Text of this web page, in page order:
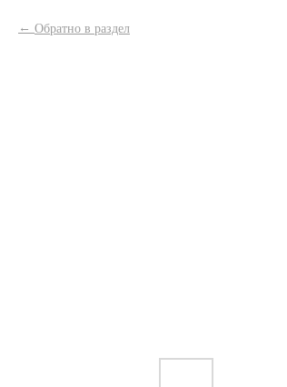
Обратно в раздел